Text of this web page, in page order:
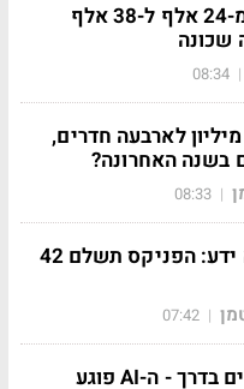
קריית קריניצי: מ-24 אלף ל-38 אלף
שכונה
|
08:34
נווה: 2.87 מיליון לארבעה חדרים,
בשנה האחרונה?
|
08:33
נהג בשלילה ולא ידע: הפניקס תשלם 42
|
07:42
הפיטורים הגדולים בדרך - ה-AI פוגע